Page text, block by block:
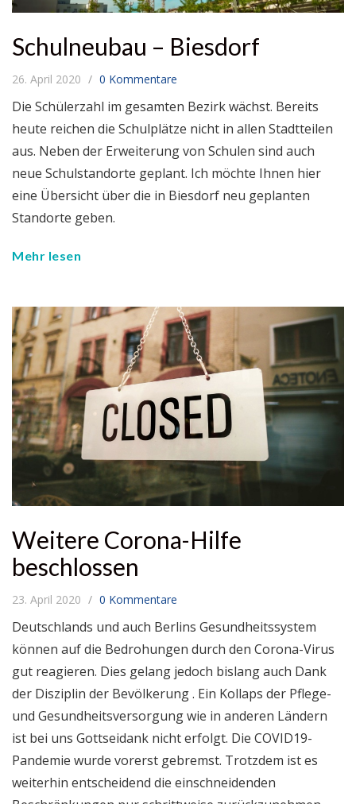
Schulneubau – Biesdorf
26. April 2020 0 Kommentare
Die Schülerzahl im gesamten Bezirk wächst. Bereits
heute reichen die Schulplätze nicht in allen Stadtteilen
aus. Neben der Erweiterung von Schulen sind auch
neue Schulstandorte geplant. Ich möchte Ihnen hier
eine Übersicht über die in Biesdorf neu geplanten
Standorte geben.
Mehr lesen
Weitere Corona-Hilfe
beschlossen
23. April 2020 0 Kommentare
Deutschlands und auch Berlins Gesundheitssystem
können auf die Bedrohungen durch den Corona-Virus
gut reagieren. Dies gelang jedoch bislang auch Dank
der Disziplin der Bevölkerung . Ein Kollaps der Pflege-
und Gesundheitsversorgung wie in anderen Ländern
ist bei uns Gottseidank nicht erfolgt. Die COVID19-
Pandemie wurde vorerst gebremst. Trotzdem ist es
weiterhin entscheidend die einschneidenden